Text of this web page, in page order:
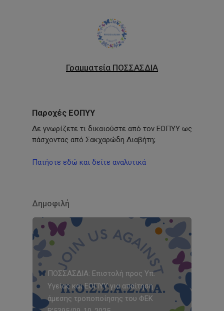
Γραμματεία ΠΟΣΣΑΣΔΙΑ
Παροχές ΕΟΠΥΥ
Δε γνωρίζετε τι δικαιούστε από τον ΕΟΠΥΥ ως
πάσχοντας από Σακχαρώδη Διαβήτη;
Πατήστε εδώ και δείτε αναλυτικά
Δημοφιλή
ΠΟΣΣΑΣΔΙΑ: Επιστολή προς Υπ.
Υγείας και ΕΟΠΥΥ για απαίτηση
άμεσης τροποποίησης του ΦΕΚ